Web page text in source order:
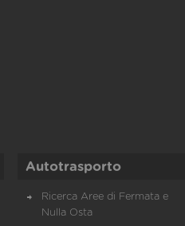
Autotrasporto
Ricerca Aree di Fermata e
Nulla Osta